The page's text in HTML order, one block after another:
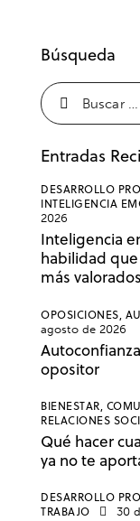
Búsqueda
Entradas
DESARROLLO
INTELIGENCIA
2026
Inteligencia
habilidad
más valorados
OPOSICIONES,
agosto de 2026
opositor
BIENESTAR,
RELACIONES
Qué hacer
ya no te
DESARROLLO
TRABAJO
30